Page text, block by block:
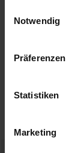
Notwendig
Präferenzen
Statistiken
Marketing
Geeignet Für